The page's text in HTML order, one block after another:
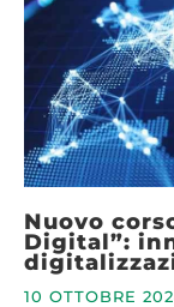
Nuovo
Digital”:
10 OTTOBRE